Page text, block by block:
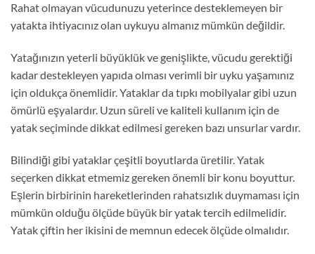
Rahat olmayan vücudunuzu yeterince desteklemeyen bir
yatakta ihtiyacınız olan uykuyu almanız mümkün değildir.
Yatağınızın yeterli büyüklük ve genişlikte, vücudu gerektiği
kadar destekleyen yapıda olması verimli bir uyku yaşamınız
için oldukça önemlidir. Yataklar da tıpkı mobilyalar gibi uzun
ömürlü eşyalardır. Uzun süreli ve kaliteli kullanım için de
yatak seçiminde dikkat edilmesi gereken bazı unsurlar vardır.
Bilindiği gibi yataklar çeşitli boyutlarda üretilir. Yatak
seçerken dikkat etmemiz gereken önemli bir konu boyuttur.
Eşlerin birbirinin hareketlerinden rahatsızlık duymaması için
mümkün olduğu ölçüde büyük bir yatak tercih edilmelidir.
Yatak çiftin her ikisini de memnun edecek ölçüde olmalıdır.